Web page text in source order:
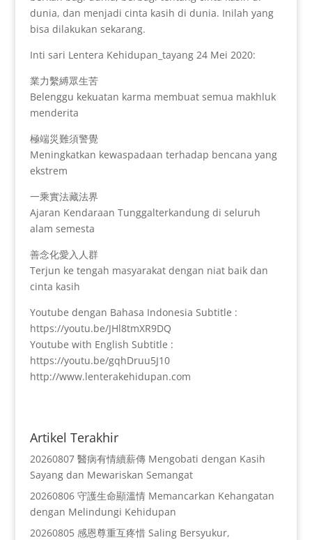
dunia, dan menjadi cinta kasih di dunia. Inilah yang
bisa dilakukan sekarang.
Inti sari Lentera Kehidupan_tayang 24 Mei 2020:
業力繫縛眾生苦
Belenggu kekuatan karma membuat semua makhluk
menderita
極端災難須警覺
Meningkatkan kewaspadaan terhadap bencana yang
ekstrem
一乘實法藏法界
Ajaran Kendaraan Tunggalterkandung di seluruh
alam semesta
善念化愛入人群
Terjun ke tengah masyarakat dengan niat baik dan
cinta kasih
Youtube dengan Bahasa Indonesia Subtitle :
https://youtu.be/JHl8tmXR9DQ
Youtube with English Subtitle :
https://youtu.be/gqhDruu5J10
http://www.lenterakehidupan.com
Artikel Terakhir
20260807 醫病有情續薪傳 Mengobati dengan Kasih
Sayang dan Mewariskan Semangat
20260806 守護生命顯溫情 Memancarkan Kehangatan
dengan Melindungi Kehidupan
20260805 感恩尊重互疼惜 Saling Bersyukur,